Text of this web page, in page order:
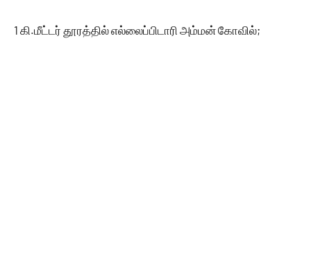
1 கி.மீட்டர் தூரத்தில் எல்லைப்பிடாரி அம்மன் கோவில்;